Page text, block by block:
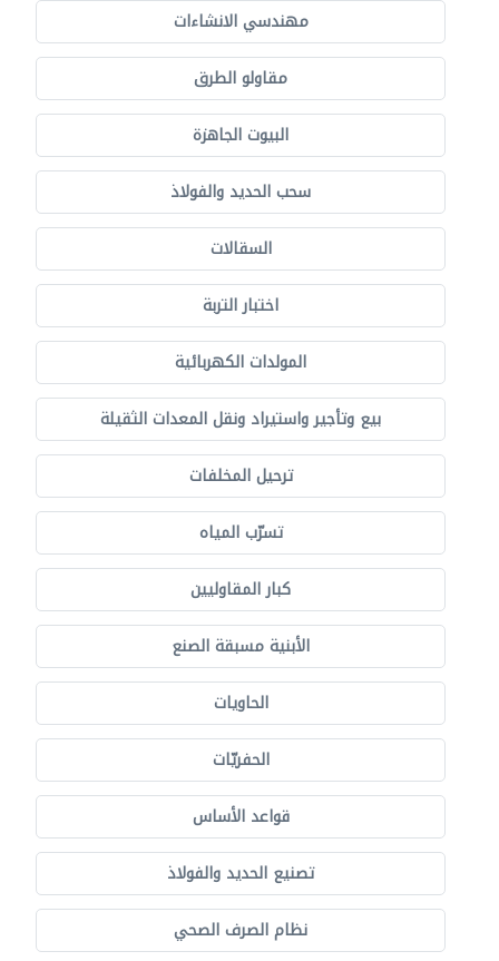
مهندسي الانشاءات
مقاولو الطرق
البيوت الجاهزة
سحب الحديد والفولاذ
السقالات
اختبار التربة
المولدات الكهربائية
بيع وتأجير واستيراد ونقل المعدات الثقيلة
ترحيل المخلفات
تسرّب المياه
كبار المقاوليين
الأبنية مسبقة الصنع
الحاويات
الحفريّات
قواعد الأساس
تصنيع الحديد والفولاذ
نظام الصرف الصحي